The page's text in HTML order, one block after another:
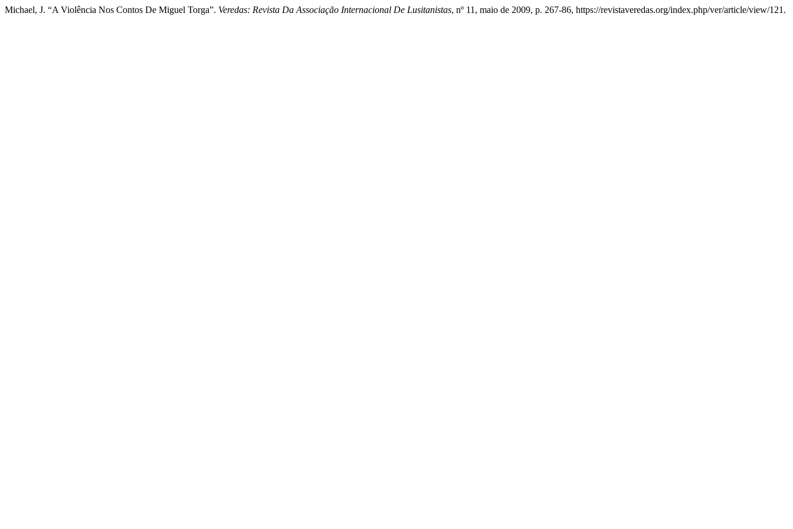
Michael, J. “A Violência Nos Contos De Miguel Torga”. Veredas: Revista Da Associação Internacional De Lusitanistas, nº 11, maio de 2009, p. 267-86, https://revistaveredas.org/index.php/ver/article/view/121.